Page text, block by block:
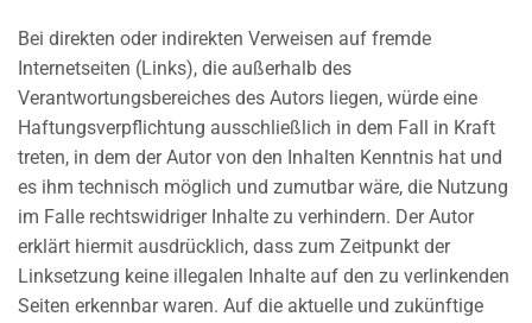
Bei direkten oder indirekten Verweisen auf fremde
Internetseiten (Links), die außerhalb des
Verantwortungsbereiches des Autors liegen, würde eine
Haftungsverpflichtung ausschließlich in dem Fall in Kraft
treten, in dem der Autor von den Inhalten Kenntnis hat und
es ihm technisch möglich und zumutbar wäre, die Nutzung
im Falle rechtswidriger Inhalte zu verhindern. Der Autor
erklärt hiermit ausdrücklich, dass zum Zeitpunkt der
Linksetzung keine illegalen Inhalte auf den zu verlinkenden
Seiten erkennbar waren. Auf die aktuelle und zukünftige